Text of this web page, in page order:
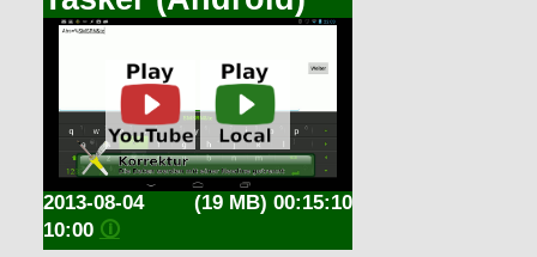
(19 MB) 00:15:10
2013-08-04
10:00 🛈